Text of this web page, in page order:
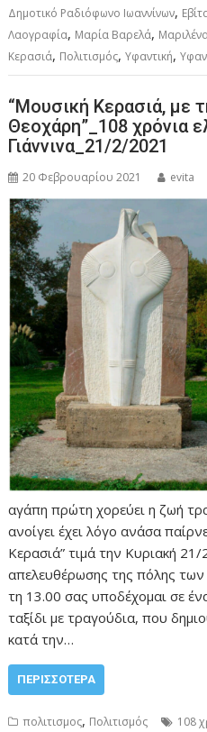
Δημοτικό Ραδιόφωνο Ιωαννίνων,
Λαογραφία, Μαρία Βαρελά,
Κερασιά, Πολιτισμός,Υφαντική,
“Μουσική Κερασιά, με
Θεοχάρη”_108 χρόνια
Γιάννινα_21/2/2021
20 Φεβρουαρίου 2021 evita
αγάπη πρώτη χορεύει η ζωή
ανοίγει έχει λόγο ανάσα
Κερασιά” τιμά την Κυριακή
απελευθέρωσης της πόλης
τη 13.00 σας υποδέχομαι σε
ταξίδι με τραγούδια, που
κατά την…
ΠΕΡΙΣΣΌΤΕΡΑ
πολιτισμος, Πολιτισμός 108